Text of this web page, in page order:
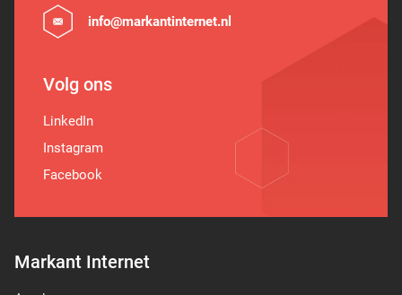
Markant Internet
info@markantinternet.nl
Volg ons
LinkedIn
Instagram
Facebook